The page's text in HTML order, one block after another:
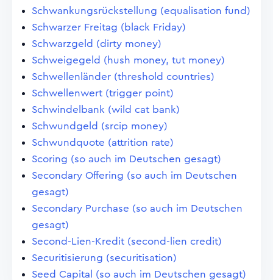
Schwankungsrückstellung (equalisation fund)
Schwarzer Freitag (black Friday)
Schwarzgeld (dirty money)
Schweigegeld (hush money, tut money)
Schwellenländer (threshold countries)
Schwellenwert (trigger point)
Schwindelbank (wild cat bank)
Schwundgeld (srcip money)
Schwundquote (attrition rate)
Scoring (so auch im Deutschen gesagt)
Secondary Offering (so auch im Deutschen
gesagt)
Secondary Purchase (so auch im Deutschen
gesagt)
Second-Lien-Kredit (second-lien credit)
Securitisierung (securitisation)
Seed Capital (so auch im Deutschen gesagt)